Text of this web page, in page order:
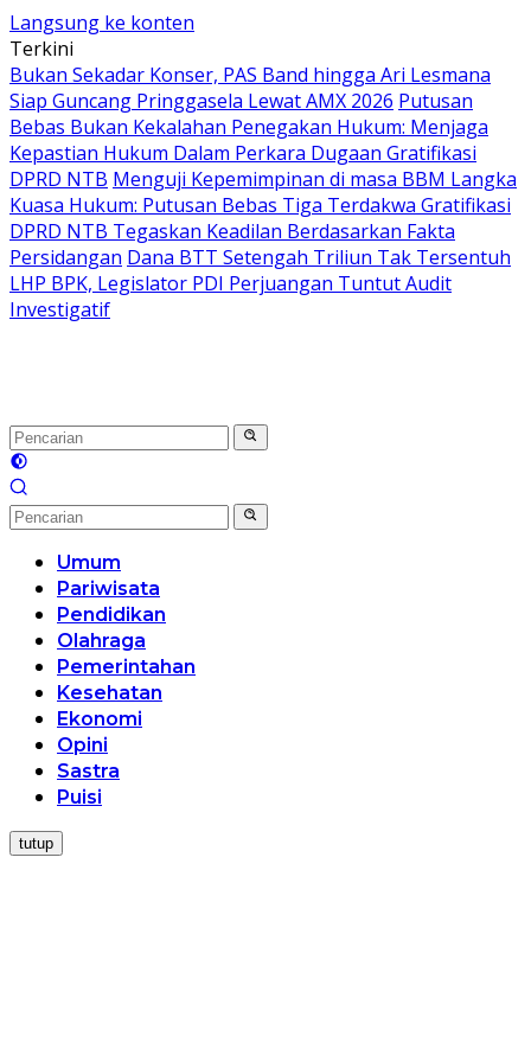
Langsung ke konten
Terkini
Bukan Sekadar Konser, PAS Band hingga Ari Lesmana
Siap Guncang Pringgasela Lewat AMX 2026 Putusan
Bebas Bukan Kekalahan Penegakan Hukum: Menjaga
Kepastian Hukum Dalam Perkara Dugaan Gratifikasi
DPRD NTB Menguji Kepemimpinan di masa BBM Langka
Kuasa Hukum: Putusan Bebas Tiga Terdakwa Gratifikasi
DPRD NTB Tegaskan Keadilan Berdasarkan Fakta
Persidangan Dana BTT Setengah Triliun Tak Tersentuh
LHP BPK, Legislator PDI Perjuangan Tuntut Audit
Investigatif
Umum
Pariwisata
Pendidikan
Olahraga
Pemerintahan
Kesehatan
Ekonomi
Opini
Sastra
Puisi
tutup